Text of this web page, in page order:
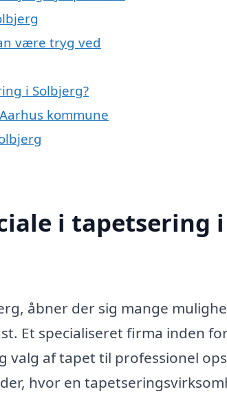
være tryg ved
i Solbjerg?
kommune
i tapetsering i
åbner der sig mange
Et specialiseret firma inden
valg af tapet til professionel
hvor en